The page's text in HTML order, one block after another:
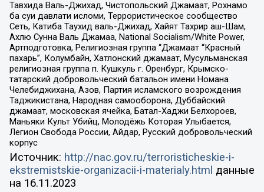
Тавхида Валь-Джихад, Чистопольский Джамаат, Рохнамо
ба суи давлати исломи, Террористическое сообщество
Сеть, Катиба Таухид валь-Джихад, Хайят Тахрир аш-Шам,
Ахлю Сунна Валь Джамаа, National Socialism/White Power,
Артподготовка, Религиозная группа “Джамаат “Красный
пахарь”, Колумбайн, Хатлонский джамаат, Мусульманская
религиозная группа п. Кушкуль г. Оренбург, Крымско-
татарский добровольческий батальон имени Номана
Челебиджихана, Азов, Партия исламского возрождения
Таджикистана, Народная самооборона, Дуббайский
джамаат, московская ячейка, Батал-Хаджи Белхороев,
Маньяки Культ Убийц, Молодёжь Которая Улыбается,
Легион Свобода России, Айдар, Русский добровольческий
корпус
Источник: http://nac.gov.ru/terroristicheskie-i-
ekstremistskie-organizacii-i-materialy.html данные
на 16.11.2023